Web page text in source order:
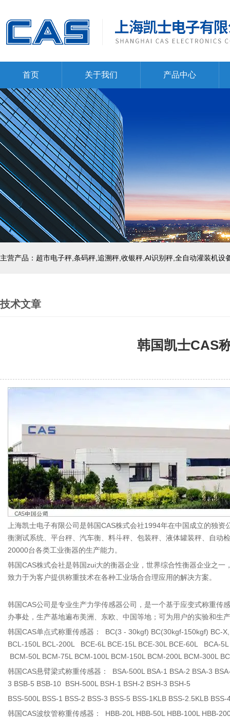
首页 关于我们 产品中心
主营产品：超市电子秤,条码秤,追溯秤,收银秤,AI识别秤,全自动灌装机设
技术文章
韩国凯士CAS
上海凯士电子有限公司是韩国CAS株式会社1994年在中国成立的独
衡测试系统、平台秤、汽车衡、料斗秤、包装秤、液体罐装秤、自
20000台各类工业衡器的生产能力。
韩国CAS株式会社是韩国zui大的衡器企业，世界综合性衡器企业之
致力于为客户提供称重技术在各种工业场合合理应用的解决方案。
韩国CAS公司是专业生产力学传感器公司，是一个基于应变式称重传
办事处，生产基地遍布美洲、东欧、中国等地；可为用户的实验和生
韩国CAS单点式称重传感器： BC(3 - 30kgf) BC(30kgf-150kgf) BC-
BCL-150L BCL-200L BCE-6L BCE-15L BCE-30L BCE-60L BCA-
BCM-50L BCM-75L BCM-100L BCM-150L BCM-200L BCM-300L
韩国CAS悬臂梁式称重传感器： BSA-500L BSA-1 BSA-2 BSA-3
3 BSB-5 BSB-10 BSH-500L BSH-1 BSH-2 BSH-3 BSH-5
BSS-500L BSS-1 BSS-2 BSS-3 BSS-5 BSS-1KLB BSS-2.5KLB
韩国CAS波纹管称重传感器： HBB-20L HBB-50L HBB-100L HBB-